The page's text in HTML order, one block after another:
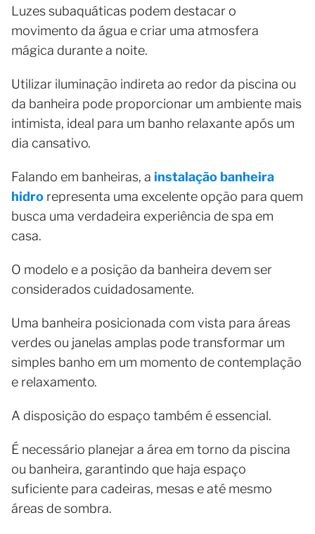
Luzes subaquáticas podem destacar o
movimento da água e criar uma atmosfera
mágica durante a noite.
Utilizar iluminação indireta ao redor da piscina ou
da banheira pode proporcionar um ambiente mais
intimista, ideal para um banho relaxante após um
dia cansativo.
Falando em banheiras, a instalação banheira
hidro representa uma excelente opção para quem
busca uma verdadeira experiência de spa em
casa.
O modelo e a posição da banheira devem ser
considerados cuidadosamente.
Uma banheira posicionada com vista para áreas
verdes ou janelas amplas pode transformar um
simples banho em um momento de contemplação
e relaxamento.
A disposição do espaço também é essencial.
É necessário planejar a área em torno da piscina
ou banheira, garantindo que haja espaço
suficiente para cadeiras, mesas e até mesmo
áreas de sombra.